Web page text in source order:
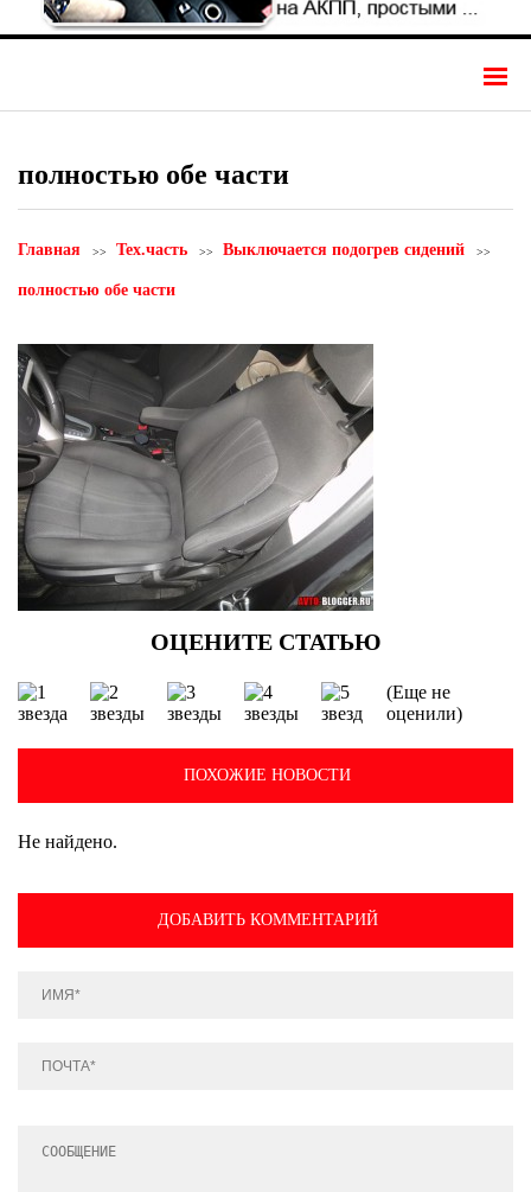
полностью обе части
Главная Тех.часть Выключается подогрев сидений
полностью обе части
(Еще не
оценили)
ПОХОЖИЕ НОВОСТИ
Не найдено.
ДОБАВИТЬ КОММЕНТАРИЙ